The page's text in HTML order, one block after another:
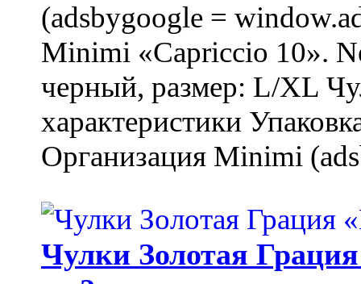
(adsbygoogle =
Minimi «Capriccio 10».
черный, размер: L/XL
характеристики
Организация Minimi
Чулки Золотая